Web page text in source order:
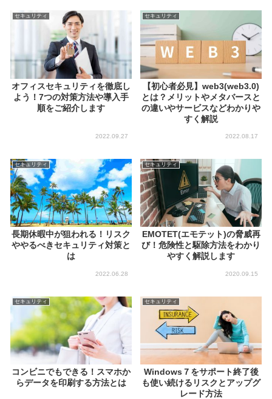
セキュリティ
オフィスセキュリティを徹底し
よう！7つの対策方法や導入手
順をご紹介します
2022.09.27
セキュリティ
【初心者必見】web3(web3.0)
とは？メリットやメタバースと
の違いやサービスなどわかりや
すく解説
2022.08.17
セキュリティ
長期休暇中が狙われる！リスク
ややるべきセキュリティ対策と
は
2022.06.28
セキュリティ
EMOTET(エモテット)の脅威再
び！危険性と駆除方法をわかり
やすく解説します
2020.09.15
セキュリティ
コンビニでもできる！スマホか
らデータを印刷する方法とは
セキュリティ
Windows７をサポート終了後
も使い続けるリスクとアップグ
レード方法